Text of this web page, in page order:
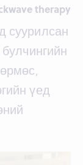
therapy
суурилсан
үед